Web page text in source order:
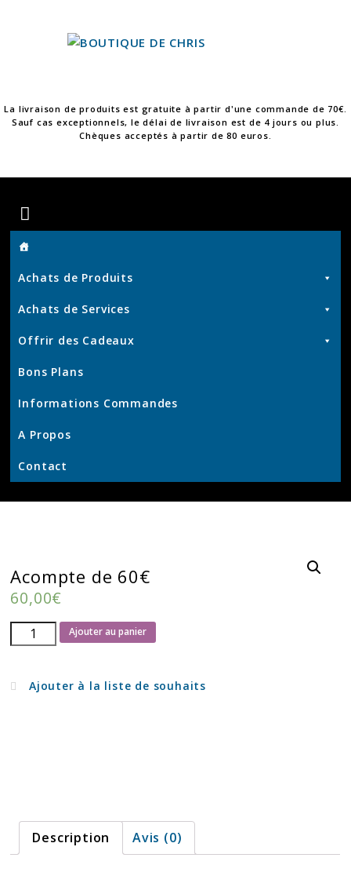
La livraison de produits est gratuite à partir d'une commande de 70€.
Sauf cas exceptionnels, le délai de livraison est de 4 jours ou plus.
Chèques acceptés à partir de 80 euros.
Boutique
de
Chris
Produits
et
Services
KrisWeb
–
Kristof'
–
Achats de Produits
Achats de Services
Offrir des Cadeaux
Bons Plans
Informations Commandes
A Propos
Contact
Acompte de 60€
60,00€
quantité
de
de
Ajouter au panier
Ajouter à la liste de souhaits
Description Avis (0)